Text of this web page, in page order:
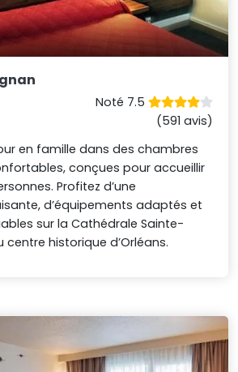
Noté 7.5
(591 avis)
en famille dans des chambres
conçues pour accueillir
Profitez d’une
d’équipements adaptés et
sur la Cathédrale Sainte-
historique d’Orléans.